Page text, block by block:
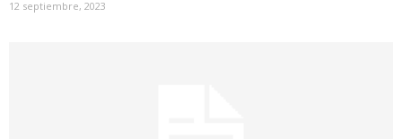
12 septiembre, 2023